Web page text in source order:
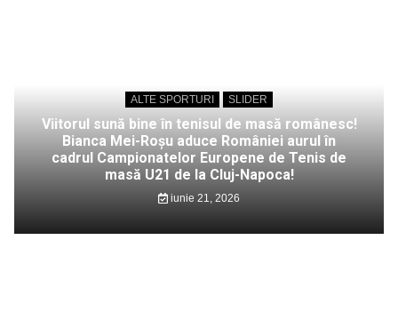
ALTE SPORTURI SLIDER
Viitorul sună bine în tenisul de masă românesc!
Bianca Mei-Roșu aduce României aurul în
cadrul Campionatelor Europene de Tenis de
masă U21 de la Cluj-Napoca!
iunie 21, 2026